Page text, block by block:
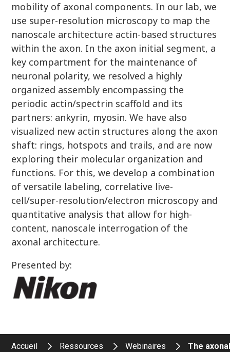
mobility of axonal components. In our lab, we
use super-resolution microscopy to map the
nanoscale architecture actin-based structures
within the axon. In the axon initial segment, a
key compartment for the maintenance of
neuronal polarity, we resolved a highly
organized assembly encompassing the
periodic actin/spectrin scaffold and its
partners: ankyrin, myosin. We have also
visualized new actin structures along the axon
shaft: rings, hotspots and trails, and are now
exploring their molecular organization and
functions. For this, we develop a combination
of versatile labeling, correlative live-
cell/super-resolution/electron microscopy and
quantitative analysis that allow for high-
content, nanoscale interrogation of the
axonal architecture.
Presented by:
Accueil Ressources Webinaires The